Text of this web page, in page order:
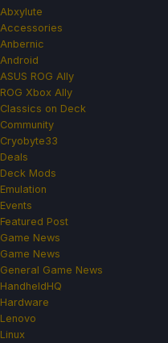
Abxylute
Accessories
Anbernic
Android
ASUS ROG Ally
ROG Xbox Ally
Classics on Deck
Community
Cryobyte33
Deals
Deck Mods
Emulation
Events
Featured Post
Game News
Game News
General Game News
HandheldHQ
Hardware
Lenovo
Linux